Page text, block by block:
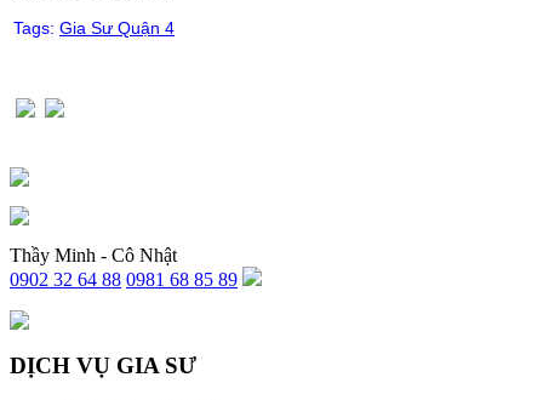
Tags: Gia Sư Quận 4
Thầy Minh - Cô Nhật
0902 32 64 88 0981 68 85 89
DỊCH VỤ GIA SƯ